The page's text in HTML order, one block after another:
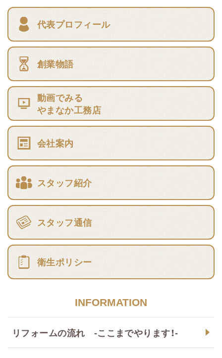
代表プロフィール
創業物語
動画でみる
やまなか工務店
会社案内
スタッフ紹介
スタッフ通信
衛生ポリシー
INFORMATION
リフォームの流れ -ここまでやります！-